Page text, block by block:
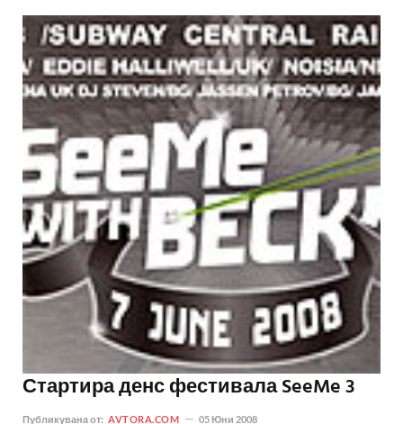
Стартира денс фестивала SeeMe 3
Публикувана от: AVTORA.COM 05 Юни 2008